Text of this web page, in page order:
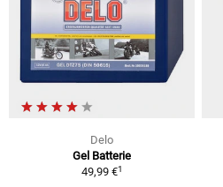
Delo
Gel Batterie
49,99 €1